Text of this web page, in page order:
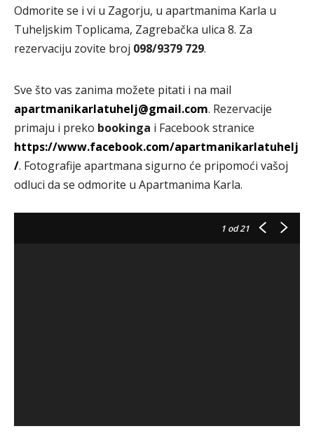
Odmorite se i vi u Zagorju, u apartmanima Karla u
Tuheljskim Toplicama, Zagrebačka ulica 8. Za
rezervaciju zovite broj 098/9379 729.
Sve što vas zanima možete pitati i na mail
apartmanikarlatuhelj@gmail.com. Rezervacije
primaju i preko bookinga i Facebook stranice
https://www.facebook.com/apartmanikarlatuhelj
/. Fotografije apartmana sigurno će pripomoći vašoj
odluci da se odmorite u Apartmanima Karla.
1 od 21